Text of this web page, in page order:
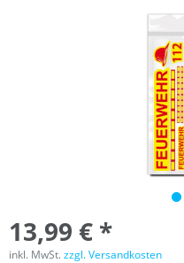
13,99 € *
inkl. MwSt.zzgl. Versandkosten